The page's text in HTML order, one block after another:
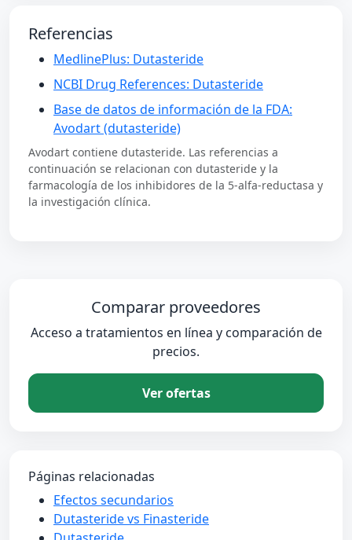
Referencias
MedlinePlus: Dutasteride
NCBI Drug References: Dutasteride
Base de datos de información de la FDA:
Avodart (dutasteride)
Avodart contiene dutasteride. Las referencias a
continuación se relacionan con dutasteride y la
farmacología de los inhibidores de la 5-alfa-reductasa y
la investigación clínica.
Comparar proveedores
Acceso a tratamientos en línea y comparación de
precios.
Ver ofertas
Páginas relacionadas
Efectos secundarios
Dutasteride vs Finasteride